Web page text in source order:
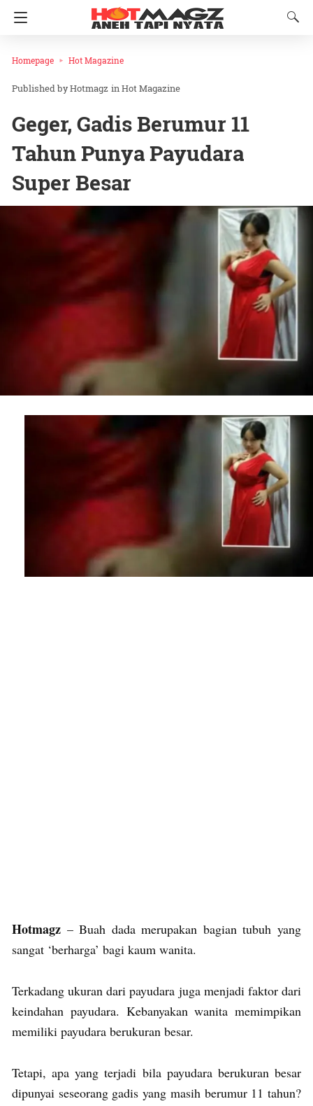
Homepage Hot Magazine
Hotmagz inHot Magazine
Geger, Gadis Berumur 11
Tahun Punya Payudara
Super Besar
Hotmagz – Buah dada merupakan bagian tubuh yang
sangat ‘berharga’ bagi kaum wanita.
Terkadang ukuran dari payudara juga menjadi faktor dari
keindahan payudara. Kebanyakan wanita memimpikan
memiliki payudara berukuran besar.
Tetapi, apa yang terjadi bila payudara berukuran besar
dipunyai seseorang gadis yang masih berumur 11 tahun?